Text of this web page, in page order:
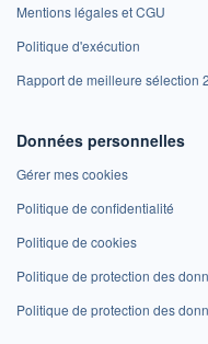
Mentions légales et CGU
Politique d'exécution
Rapport de meilleure sélection
Données personnelles
Gérer mes cookies
Politique de confidentialité
Politique de cookies
Politique de protection des
Politique de protection des